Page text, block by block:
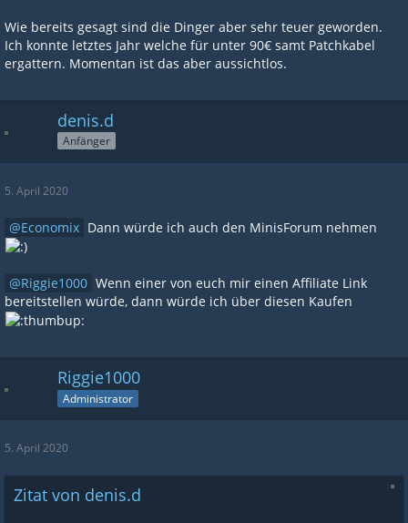
Wie bereits gesagt sind die Dinger aber sehr teuer geworden.
Ich konnte letztes Jahr welche für unter 90€ samt Patchkabel
ergattern. Momentan ist das aber aussichtlos.
denis.d
Anfänger
5. April 2020
Economix Dann würde ich auch den MinisForum nehmen
Riggie1000 Wenn einer von euch mir einen Affiliate Link
bereitstellen würde, dann würde ich über diesen Kaufen
Riggie1000
Administrator
5. April 2020
Zitat von denis.d